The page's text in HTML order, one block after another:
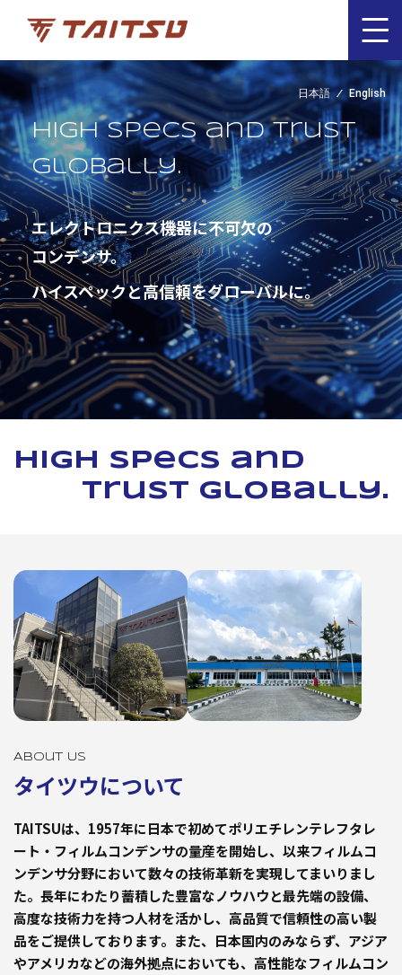
日本語 English
High specs and trust
globally.
エレクトロニクス機器に不可欠の
コンデンサ。
ハイスペックと高信頼をグローバルに。
High specs and
trust globally.
About Us
タイツウについて
TAITSUは、1957年に日本で初めてポリエチレンテレフタレ
ート・フィルムコンデンサの量産を開始し、以来フィルムコ
ンデンサ分野において数々の技術革新を実現してまいりまし
た。長年にわたり蓄積した豊富なノウハウと最先端の設備、
高度な技術力を持つ人材を活かし、高品質で信頼性の高い製
品をご提供しております。また、日本国内のみならず、アジア
やアメリカなどの海外拠点においても、高性能なフィルムコン